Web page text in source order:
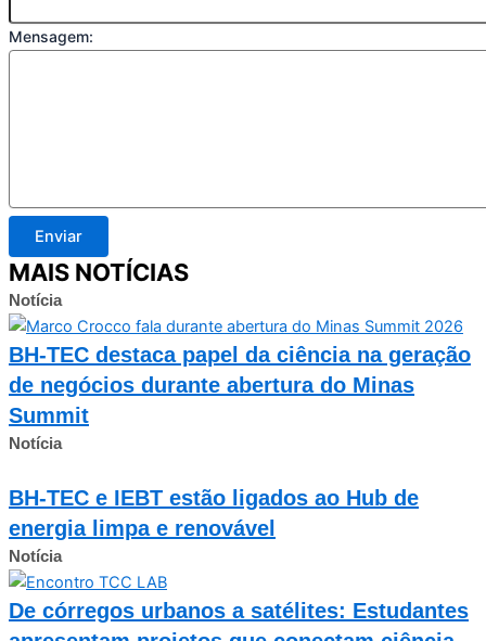
Mensagem:
Enviar
MAIS NOTÍCIAS
Notícia
BH-TEC destaca papel da ciência na geração
de negócios durante abertura do Minas
Summit
Notícia
BH-TEC e IEBT estão ligados ao Hub de
energia limpa e renovável
Notícia
De córregos urbanos a satélites: Estudantes